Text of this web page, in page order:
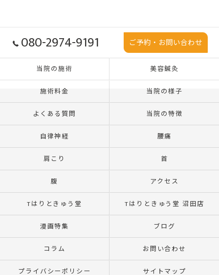
080-2974-9191 ご予約・お問い合わせ
当院の施術 美容鍼灸
施術料金 当院の様子
よくある質問 当院の特徴
自律神経 腰痛
肩こり 首
腹 アクセス
Tはりときゅう堂 Tはりときゅう堂 沼田店
漫画特集 ブログ
コラム お問い合わせ
プライバシーポリシー サイトマップ